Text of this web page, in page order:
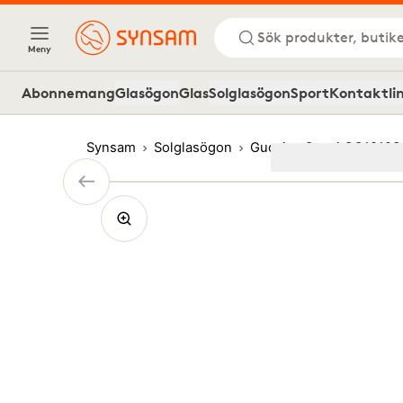
Meny
Sök produkter,
AbonnemangGlasögonGlasSolglasögonSport
Synsam Solglasögon Gucci Gucci